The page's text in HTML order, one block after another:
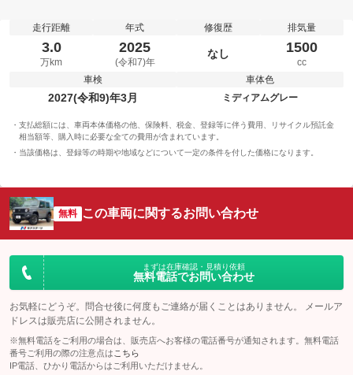
走行距離
3.0
万km
年式
2025
(令和7)年
修復歴
なし
排気量
1500
cc
車検
2027(令和9)年3月
車体色
ミディアムグレー
支払総額には、車両本体価格の他、保険料、税金、登録等に伴う費用、リサイクル預託金
相当額等、購入時に必要な全ての費用が含まれています。
当該価格は、登録等の時期や地域などについて一定の条件を付した価格になります。
無料 この車両に関するお問い合わせ
まずは在庫確認・見積り依頼
無料電話でお問い合わせ
お気軽にどうぞ。問合せ後に何度もご連絡が届くことはありません。 メールア
ドレスは販売店に公開されません。
※無料電話をご利用の場合は、販売店へお客様の電話番号が通知されます。無料電話
番号ご利用の際の注意点は こちら
IP電話、ひかり電話からはご利用いただけません。